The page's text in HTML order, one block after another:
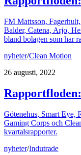
FM Mattsson,
Balder, Catena, Arjo,
bland bolagen som har
nyheter/Clean Motion
26 augusti, 2022
Götenehus, Smart Eye,
Gaming Corps och
kvartalsrapporter.
nyheter/Indutrade